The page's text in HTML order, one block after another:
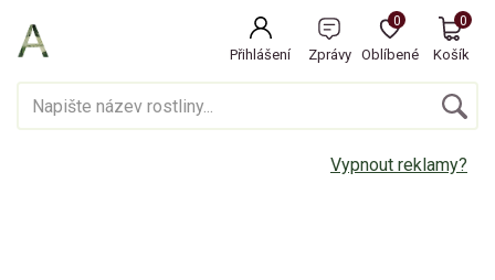
Přihlášení Zprávy Oblíbené
0
Košík
0
Vypnout reklamy?